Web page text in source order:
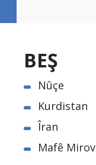
BEŞ
Nûçe
Kurdistan
Îran
Mafê Mirov